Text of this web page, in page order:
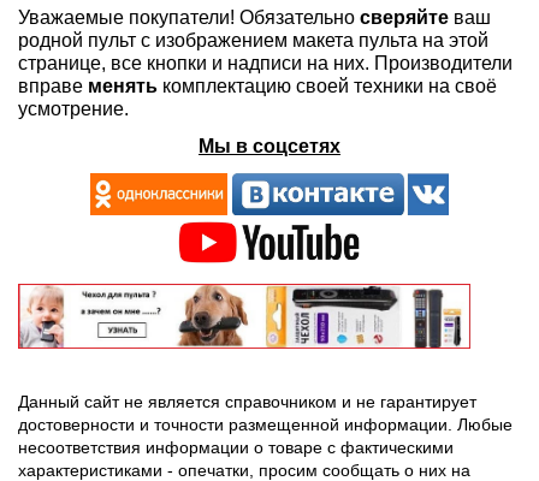
Уважаемые покупатели! Обязательно сверяйте ваш
родной пульт с изображением макета пульта на этой
странице, все кнопки и надписи на них. Производители
вправе менять комплектацию своей техники на своё
усмотрение.
Мы в соцсетях
Данный сайт не является справочником и не гарантирует
достоверности и точности размещенной информации. Любые
несоответствия информации о товаре с фактическими
характеристиками - опечатки, просим сообщать о них на